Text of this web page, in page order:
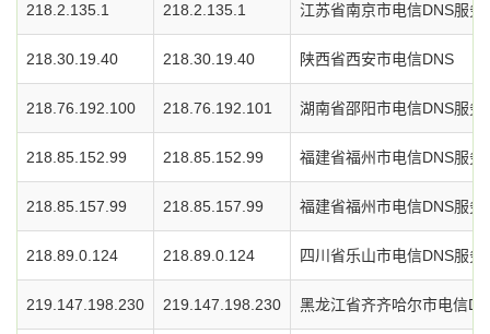
218.2.135.1 218.2.135.1 江苏省南京市电信DNS服务
218.30.19.40 218.30.19.40 陕西省西安市电信DNS
218.76.192.100 218.76.192.101 湖南省邵阳市电信DNS服务
218.85.152.99 218.85.152.99 福建省福州市电信DNS服务
218.85.157.99 218.85.157.99 福建省福州市电信DNS服务
218.89.0.124 218.89.0.124 四川省乐山市电信DNS服务
219.147.198.230 219.147.198.230 黑龙江省齐齐哈尔市电信